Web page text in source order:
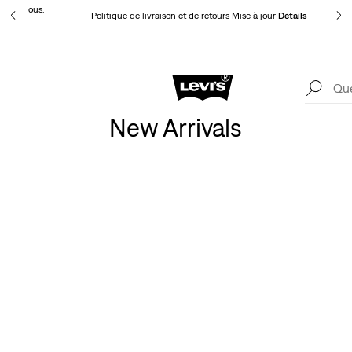
Politique de livraison et de retours Mise à jour Détails
pour vous.
Levi's App. Le meilleur de Levi’s®, sur mesure, spécialement pour vous.
Détails
New Arrivals